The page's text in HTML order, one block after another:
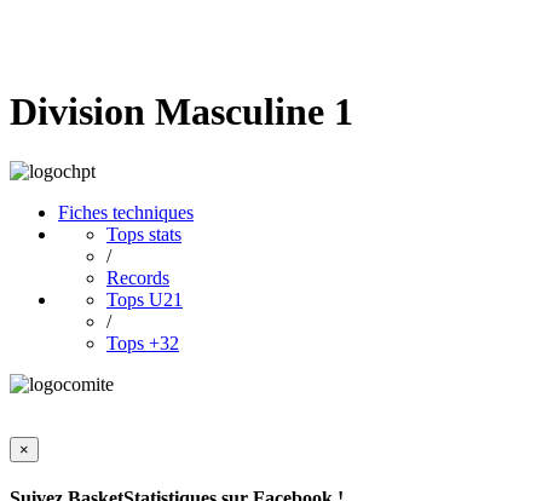
Division Masculine 1
Fiches techniques
Tops stats
/
Records
Tops U21
/
Tops +32
×